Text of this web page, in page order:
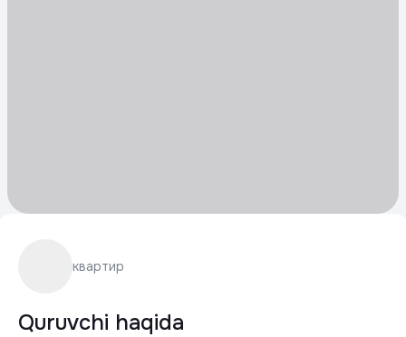
квартир
Quruvchi haqida